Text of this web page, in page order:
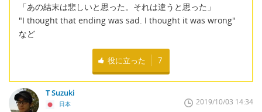
「あの結末は悲しいと思った。それは違うと思った」
"I thought that ending was sad. I thought it was wrong"
など
役に立った 7
T Suzuki
日本 2019/10/03 14:34